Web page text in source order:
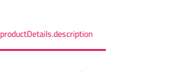
productDetails.description